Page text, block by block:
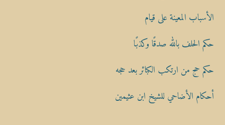
الأسباب المعينة على قيام
حكم الحلف بالله صدقًا وكذبًا
حكم حج من ارتكب الكبائر بعد حجه
أحكام الأضاحي للشيخ ابن عثيمين